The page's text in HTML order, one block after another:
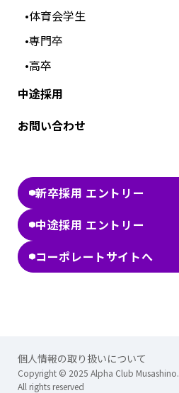
体育会学生
専門卒
高卒
中途採用
お問い合わせ
新卒採用 エントリー
中途採用 エントリー
コーポレートサイトへ
個人情報の取り扱いについて
Copyright © 2025 Alpha Club Musashino.
All rights reserved